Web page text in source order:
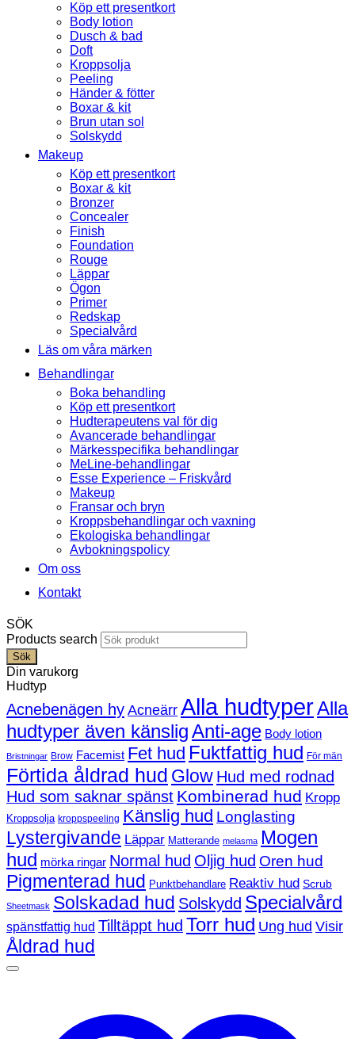
Köp ett presentkort
Body lotion
Dusch & bad
Doft
Kroppsolja
Peeling
Händer & fötter
Boxar & kit
Brun utan sol
Solskydd
Makeup
Köp ett presentkort
Boxar & kit
Bronzer
Concealer
Finish
Foundation
Rouge
Läppar
Ögon
Primer
Redskap
Specialvård
Läs om våra märken
Behandlingar
Boka behandling
Köp ett presentkort
Hudterapeutens val för dig
Avancerade behandlingar
Märkesspecifika behandlingar
MeLine-behandlingar
Esse Experience – Friskvård
Makeup
Fransar och bryn
Kroppsbehandlingar och vaxning
Ekologiska behandlingar
Avbokningspolicy
Om oss
Kontakt
SÖK
Products search
Sök
Din varukorg
Hudtyp
Acnebenägen hy Acneärr Alla hudtyperAlla
hudtyper även känsligAnti-age Body lotion
Bristningar Brow Facemist Fet hud Fuktfattig hud För män
Förtida åldrad hud Glow Hud med rodnad
Hud som saknar spänst Kombinerad hud Kropp
Kroppsolja kroppspeeling Känslig hud Longlasting
Lystergivande Läppar Matterande melasma Mogen
hud mörka ringar Normal hud Oljig hud Oren hud
Pigmenterad hud Punktbehandlare Reaktiv hud Scrub
Sheetmask Solskadad hud Solskydd Specialvård
spänstfattig hud Tilltäppt hud Torr hud Ung hud Visir
Åldrad hud